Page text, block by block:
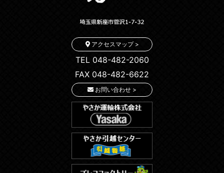
アクセスマップ >
TEL 048-482-2060
FAX 048-482-6622
お問い合わせ >